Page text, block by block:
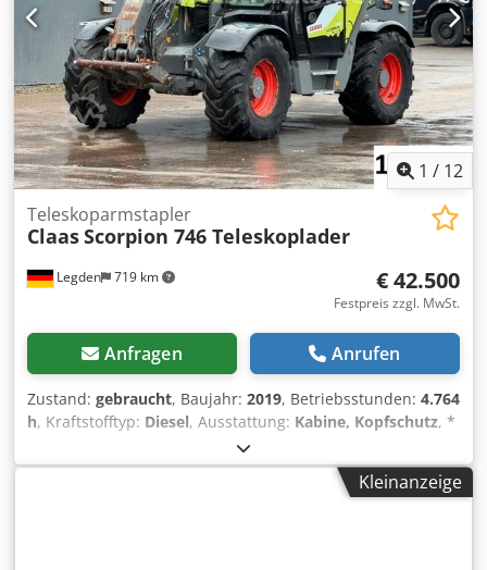
Frontlader Claas FL 120C (Baujahr 2022 / Tragkraft 1.825
kg) ... u.v.a.m. ----Das Fahrzeug ist unaufbereitet!
Bundesweite Anlieferung gegen Aufpreis möglich. Irrtümer
und Zwischenverkauf vorbehalten. Gerne nehmen wir Ihr
Fahrzeug in Zahlung. Finanzierung / Leasing auch ohne
Anzahlung möglich! Sie haben noch Fragen? Wir beraten
Sie gern!
1 / 12
Legden 719 km
Teleskoparmstapler
ClaasScorpion 746 Teleskoplader
€ 42.500
Festpreis zzgl. MwSt.
Anfragen Anrufen
Zustand: gebraucht, Baujahr: 2019, Betriebsstunden: 4.764
h, Kraftstofftyp: Diesel, Ausstattung: Kabine, Kopfschutz, *
Claas Scorpion 746 Teleskoplader * Rückfahrkamera *
Klimaanlage * Vorderrad-Lenkung * Allrad-Lenkung *
Hundegang -----Interne Fahrzeugnummer: 11072----Kleinanzeige